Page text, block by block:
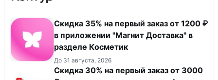
​Скидка 35% на первый заказ от 1200 ₽
в приложении "Магнит Доставка"​ в
разделе Косметик
До 31 августа, 2026
Скидка 30% на первый заказ от 3000